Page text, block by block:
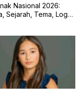
Nasional 2026:
Sejarah, Tema, Logo,